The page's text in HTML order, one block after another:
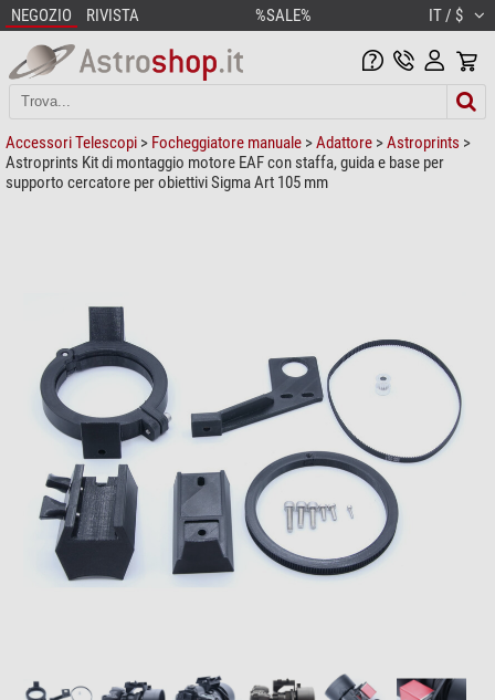
NEGOZIO RIVISTA %SALE% IT / $
Accessori Telescopi > Focheggiatore manuale >Adattore >Astroprints >
Astroprints Kit di montaggio motore EAF con staffa, guida e base per
supporto cercatore per obiettivi Sigma Art 105 mm